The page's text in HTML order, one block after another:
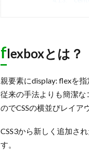
4.2.1.
4.3. 「gap」プ
flexboxとは？
親要素にdisplay: flexを
従来の手法よりも簡潔
のでCSSの横並びレイア
CSS3から新しく追加さ
す。